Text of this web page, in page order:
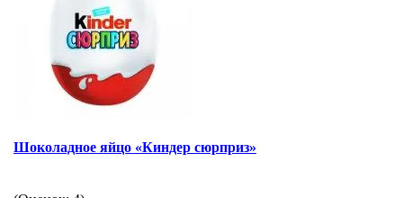
Шоколадное яйцо «Киндер сюрприз»